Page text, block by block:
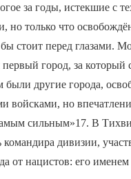
за годы, истекшие с
но только что
стоит перед глазами.
город, за который
были другие города,
войсками, но
сильным»17. В
командира дивизии,
от нацистов: его именем